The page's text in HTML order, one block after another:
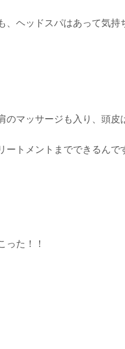
、ヘッドスパはあって気持
のマッサージも入り、頭皮
ートメントまでできるんで
った！！